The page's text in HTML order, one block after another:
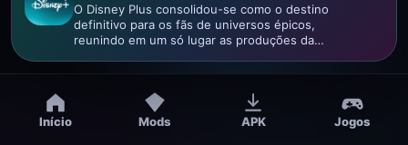
Início Mods APK Jogos
O Disney Plus consolidou-se como o destino
definitivo para os fãs de universos épicos,
reunindo em um só lugar as produções da…